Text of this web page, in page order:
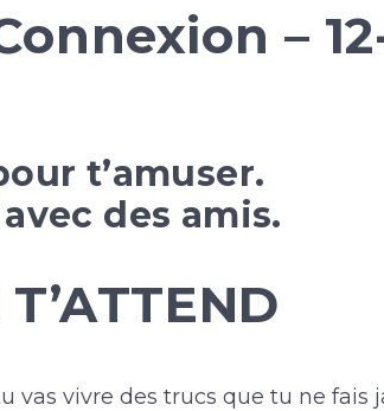
–
t’amuser.
des amis.
vas vivre des trucs que tu ne fais